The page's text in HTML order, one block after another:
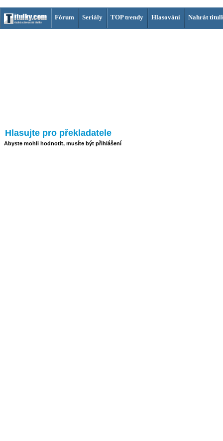
Fórum Seriály TOP trendy Hlasování Nahrát
Hlasujte pro překladatele
Abyste mohli hodnotit, musíte být přihlášení